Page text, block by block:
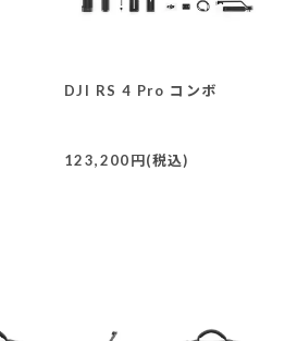
DJI RS 4 Pro コンボ
123,200円(税込)